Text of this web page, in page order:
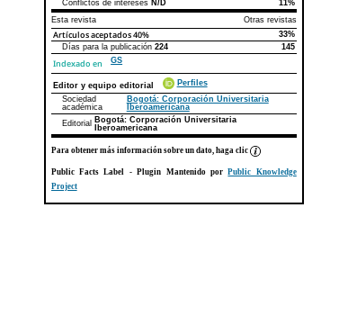
Conflictos de intereses N/D
11%
Esta revista
Otras revistas
Artículos aceptados40%
33%
Días para la publicación 224 145
Indexado en GS
Editor y equipo editorial
Perfiles
Sociedad
académica
Bogotá: Corporación Universitaria
Iberoamericana
Editorial
Bogotá: Corporación Universitaria
Iberoamericana
Para obtener más información sobre un dato, haga clic
Public Facts Label - Plugin Mantenido porPublic Knowledge
Project